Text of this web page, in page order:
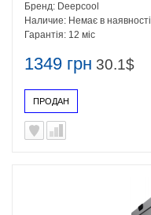
1349 грн 30.1$
ПРОДАН
Бренд: Deepcool
Наличие: Немає в наявності
Гарантія: 12 міс